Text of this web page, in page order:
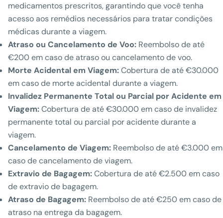
medicamentos prescritos, garantindo que você tenha
acesso aos remédios necessários para tratar condições
médicas durante a viagem.
Atraso ou Cancelamento de Voo: Reembolso de até
€200 em caso de atraso ou cancelamento de voo.
Morte Acidental em Viagem:Cobertura de até €30.000
em caso de morte acidental durante a viagem.
Invalidez Permanente Total ou Parcial por Acidente em
Viagem:Cobertura de até €30.000 em caso de invalidez
permanente total ou parcial por acidente durante a
viagem.
Cancelamento de Viagem: Reembolso de até €3.000 em
caso de cancelamento de viagem.
Extravio de Bagagem:Cobertura de até €2.500 em caso
de extravio de bagagem.
Atraso de Bagagem: Reembolso de até €250 em caso de
atraso na entrega da bagagem.